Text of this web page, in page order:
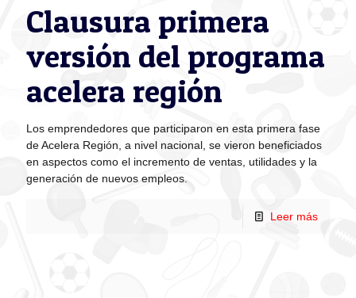
Clausura primera
versión del programa
acelera región
Los emprendedores que participaron en esta primera fase
de Acelera Región, a nivel nacional, se vieron beneficiados
en aspectos como el incremento de ventas, utilidades y la
generación de nuevos empleos.
Leer más